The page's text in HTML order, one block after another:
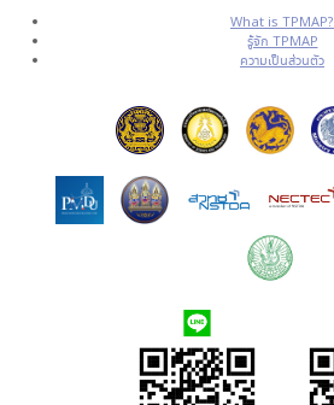
What is TPMAP?
รู้จัก TPMAP
ความเป็นส่วนตัว